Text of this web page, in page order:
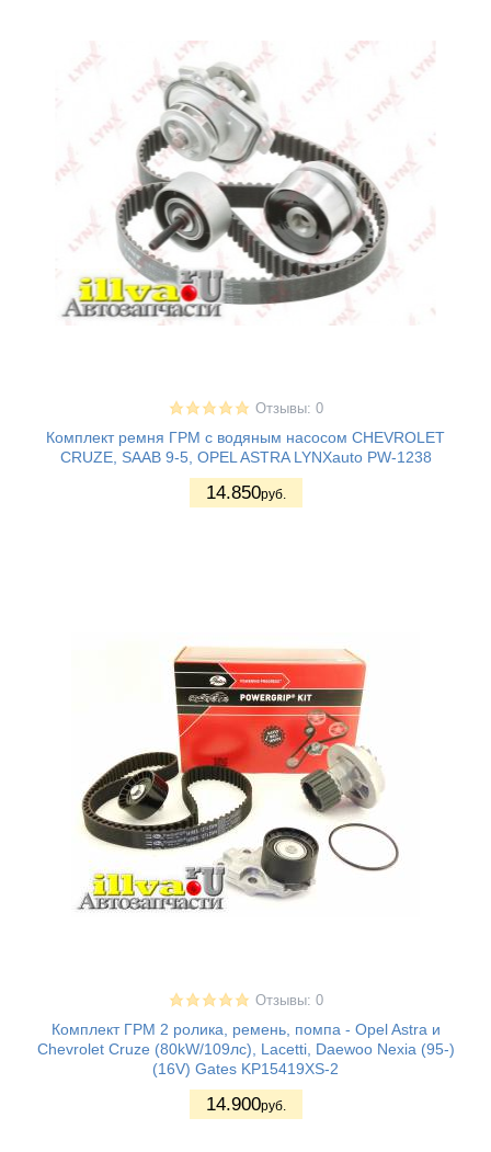
Отзывы: 0
Комплект ремня ГРМ с водяным насосом CHEVROLET
CRUZE, SAAB 9-5, OPEL ASTRA LYNXauto PW-1238
14.850руб.
Отзывы: 0
Комплект ГРМ 2 ролика, ремень, помпа - Opel Astra и
Chevrolet Cruze (80kW/109лс), Lacetti, Daewoo Nexia (95-)
(16V) Gates KP15419XS-2
14.900руб.